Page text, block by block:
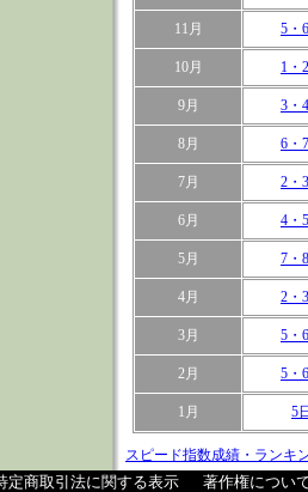
11月 5・
10月 1・
9月 3・
8月 6・
7月 2・
6月 4・
5月 7・
4月 2・
3月 5・
2月 5・
1月 5日
スピード指数成績・ランキ
定商取引法に関する表示 著作権につい